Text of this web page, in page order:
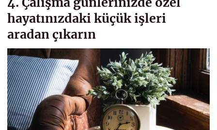
hayatınızdaki küçük işleri
aradan çıkarın